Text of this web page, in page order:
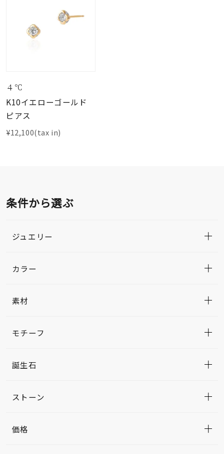
４℃
K10イエローゴールド
ピアス
¥12,100(tax in)
条件から選ぶ
ジュエリー
カラー
素材
モチーフ
誕生石
ストーン
価格